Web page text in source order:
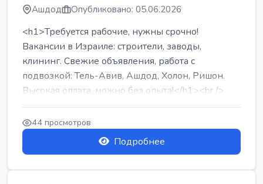
Ашдод Опубликовано: 05.06.2026
<h1>Требуется рабочие, нужны срочно!
Вакансии в Израиле: строители, заводы,
клининг. Свежие объявления, работа с
подвозкой: Тель-Авив, Ашдод, Холон, Ришон.
Высокая оплата, можно без опыта!</h1><br />
...
44 просмотров
Подробнее